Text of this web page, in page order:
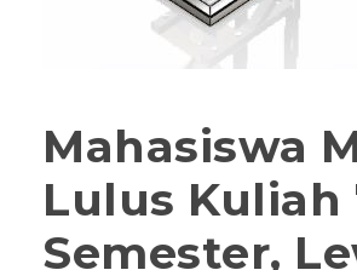
Mahasiswa
Lulus Kuliah
Semester,